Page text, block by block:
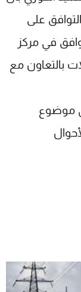
على
في مركز
بالتعاون مع
موضوع